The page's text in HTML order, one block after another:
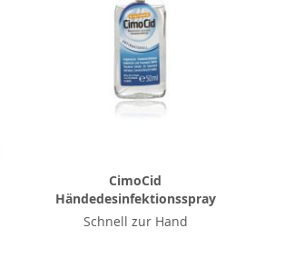
CimoCid
Händedesinfektionsspray
Schnell zur Hand